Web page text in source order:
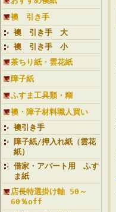
襖 引き手
襖 引き手 大
襖 引き手 小
茶ちり紙・雲花紙
障子紙
ふすま工具類・糊
襖・障子材料職人買い
襖引き手
障子紙/押入れ紙（雲花
紙）
借家・アパート用 ふす
ま紙
店長特選掛け軸 50～
60％off